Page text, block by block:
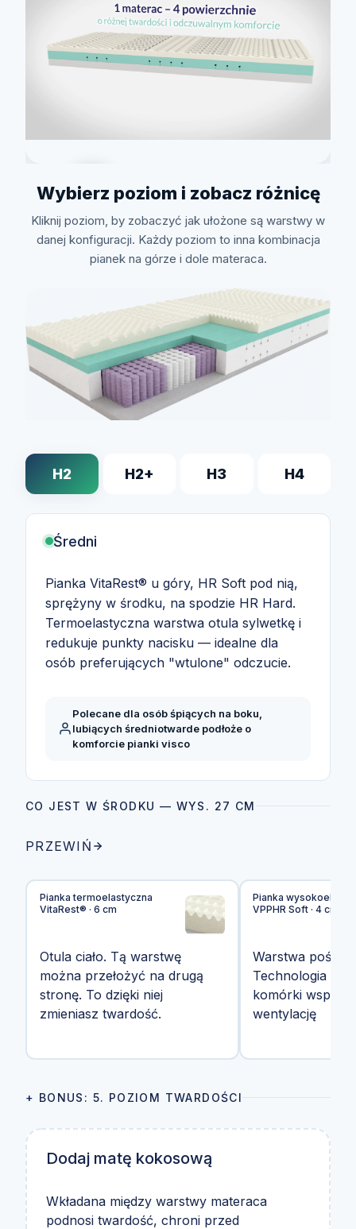
Zobacz jak to zrobić
Wybierz poziom i zobacz różnicę
Kliknij poziom, by zobaczyć jak ułożone są warstwy w
danej konfiguracji. Każdy poziom to inna kombinacja
pianek na górze i dole materaca.
H2 H2+ H3 H4
Średni
Pianka VitaRest® u góry, HR Soft pod nią,
sprężyny w środku, na spodzie HR Hard.
Termoelastyczna warstwa otula sylwetkę i
redukuje punkty nacisku — idealne dla
osób preferujących "wtulone" odczucie.
Polecane dla osób śpiących na boku,
lubiących średniotwarde podłoże o
komforcie pianki visco
CO JEST W ŚRODKU — WYS. 27 CM
PRZEWIŃ
Pianka termoelastyczna
VitaRest® · 6 cm
Otula ciało. Tą warstwę
można przełożyć na drugą
stronę. To dzięki niej
zmieniasz twardość.
Pianka
VPPHR Soft · 4 cm
Warstwa
Technologia
komórki
wentylację
+ BONUS: 5. POZIOM TWARDOŚCI
Dodaj matę kokosową
Wkładana między warstwy materaca
podnosi twardość, chroni przed